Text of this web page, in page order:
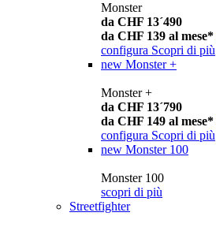
Monster
da CHF 13´490
da CHF 139 al mese*
configura Scopri di più
new Monster +
Monster +
da CHF 13´790
da CHF 149 al mese*
configura Scopri di più
new Monster 100
Monster 100
scopri di più
Streetfighter